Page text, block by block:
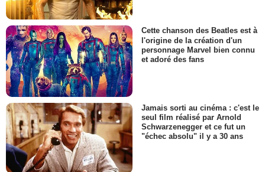
Cette chanson des Beatles est à
l'origine de la création d'un
personnage Marvel bien connu
et adoré des fans
Jamais sorti au cinéma : c'est le
seul film réalisé par Arnold
Schwarzenegger et ce fut un
"échec absolu" il y a 30 ans